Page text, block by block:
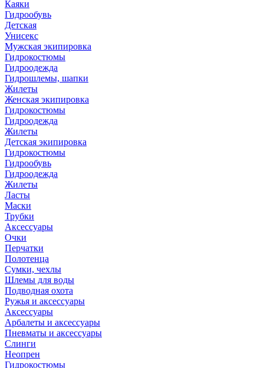
Каяки
Гидрообувь
Детская
Унисекс
Мужская экипировка
Гидрокостюмы
Гидроодежда
Гидрошлемы, шапки
Жилеты
Женская экипировка
Гидрокостюмы
Гидроодежда
Жилеты
Детская экипировка
Гидрокостюмы
Гидрообувь
Гидроодежда
Жилеты
Ласты
Маски
Трубки
Аксессуары
Очки
Перчатки
Полотенца
Сумки, чехлы
Шлемы для воды
Подводная охота
Ружья и аксессуары
Аксессуары
Арбалеты и аксессуары
Пневматы и аксессуары
Слинги
Неопрен
Гидрокостюмы